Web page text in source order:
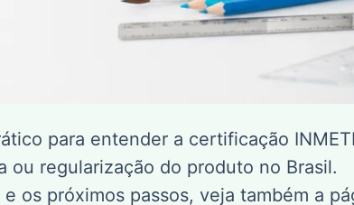
para entender a certificação
ou regularização do produto no Brasil.
os próximos passos, veja também a